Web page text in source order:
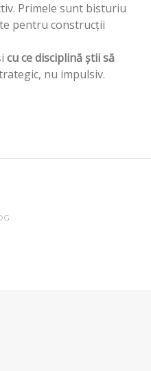
Primele sunt bisturiu
pentru construcții
cu ce disciplină știi să
nu impulsiv.